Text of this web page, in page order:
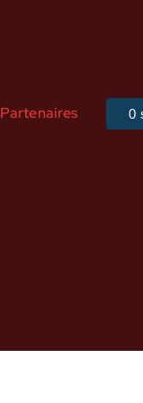
Partenaires